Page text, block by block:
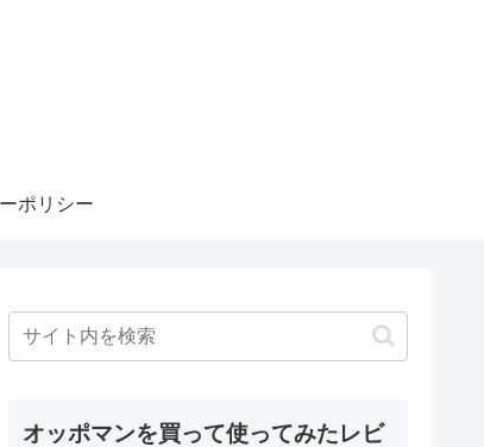
ポリシー
オッポマンを買って使ってみたレビ